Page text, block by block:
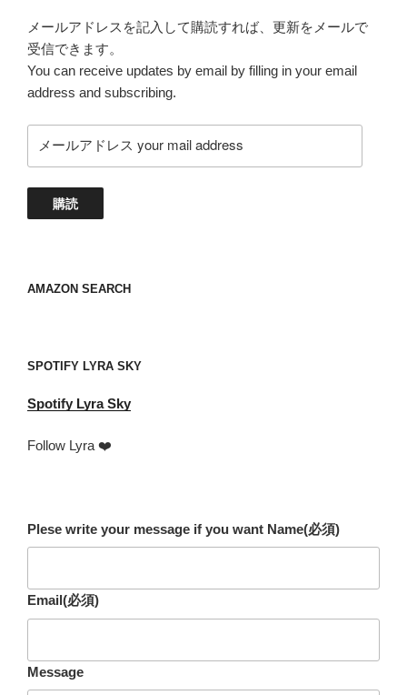
メールアドレスを記入して購読すれば、更新をメールで
受信できます。
You can receive updates by email by filling in your email
address and subscribing.
ー
ド
your
購読
AMAZON SEARCH
SPOTIFY LYRA SKY
Spotify Lyra Sky
Follow Lyra ❤️
Plese write your message if you want Name(必須)
Email(必須)
Message